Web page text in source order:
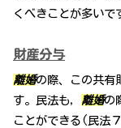
くべきことが多い
財産分与
離婚の際、この共有
す。民法も， 離婚の
ことができる(民法